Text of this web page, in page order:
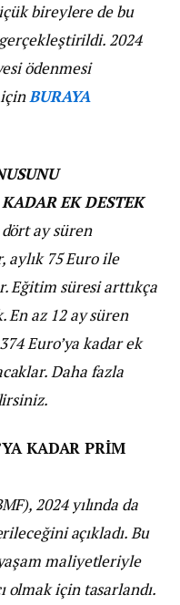
bireylere de bu
2024
ödenmesi
içinBURAYA
EK DESTEK
ay süren
aylık 75 Euro ile
Eğitim süresi arttıkça
En az 12 ay süren
Euro’ya kadar ek
Daha fazla
KADAR PRİM
2024 yılında da
açıkladı. Bu
maliyetleriyle
olmak için tasarlandı.